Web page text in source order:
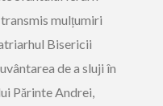
mulțumiri
Bisericii
de a sluji în
Părinte Andrei,